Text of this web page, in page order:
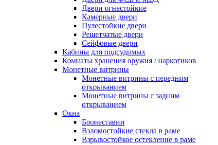
Двери огнестойкие
Камерные двери
Пулестойкие двери
Решетчатые двери
Сейфовые двери
Кабины для подсудимых
Комнаты хранения оружия / наркотиков
Монетные витрины
Монетные витрины с передним
открыванием
Монетные витрины с задним
открыванием
Окна
Бронеставни
Взломостойкие стекла в раме
Взрывостойкое остекление в раме